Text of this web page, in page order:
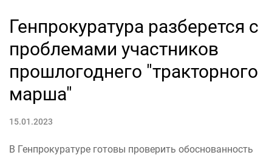
Генпрокуратура разберется с
проблемами участников
прошлогоднего "тракторного
марша"
15.01.2023
В Генпрокуратуре готовы проверить обоснованность